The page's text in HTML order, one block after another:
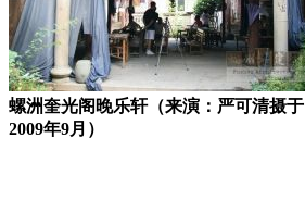
螺洲奎光阁晚乐轩（来演：严可清摄于
2009年9月）